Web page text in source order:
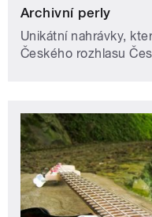
Archivní perly
Unikátní nahrávky,
Českého rozhlasu